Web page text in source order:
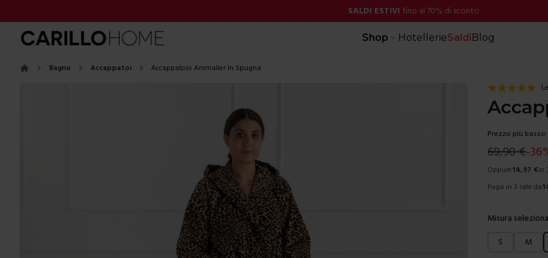
SALDI ESTIVI fino al 70% di sconto
Shop HotellerieSaldiBlog
Bagno Accappatoi Accappatoio Animalier In Spugna
Prezzo più basso:
69,90€-36
Oppure14,97 €in
Paga in 3 rate da
Misura
Scegli una
S M